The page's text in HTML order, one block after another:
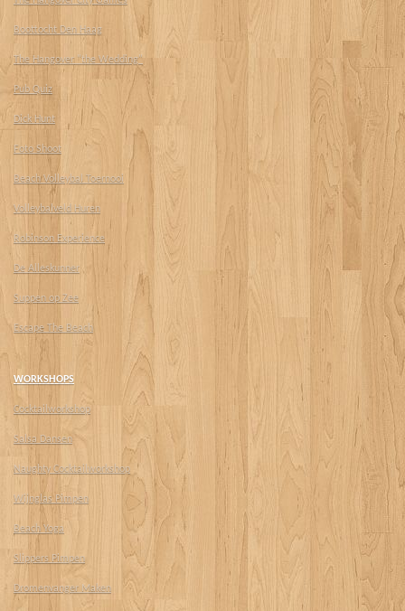
Boottocht Den Haag
The Hangover "the Wedding"
Pub Quiz
Dick Hunt
Foto Shoot
Beach Volleybal Toernooi
Volleybalveld Huren
Robinson Experience
De Alleskunner
Suppen op Zee
Escape The Beach
WORKSHOPS
Cocktailworkshop
Salsa Dansen
Naughty Cocktailworkshop
Wijnglas Pimpen
Beach Yoga
Slippers Pimpen
Dromenvanger Maken